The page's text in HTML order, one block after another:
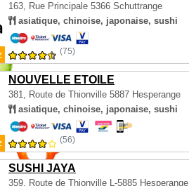
163, Rue Principale 5366 Schuttrange
asiatique, chinoise, japonaise, sushi
(75)
NOUVELLE ETOILE
381, Route de Thionville 5887 Hesperange
asiatique, chinoise, japonaise, sushi
(56)
SUSHI JAYA
359, Route de Thionville L-5885 Hesperange